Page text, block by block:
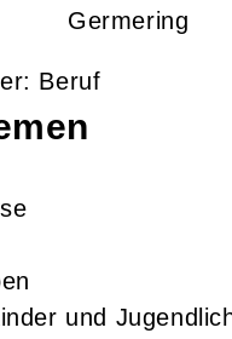
Germering
Beruf
und